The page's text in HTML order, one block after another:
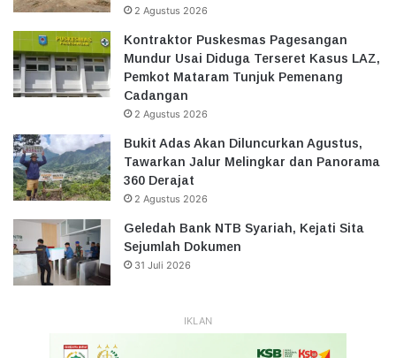
2 Agustus 2026
Kontraktor Puskesmas Pagesangan
Mundur Usai Diduga Terseret Kasus LAZ,
Pemkot Mataram Tunjuk Pemenang
Cadangan
2 Agustus 2026
Bukit Adas Akan Diluncurkan Agustus,
Tawarkan Jalur Melingkar dan Panorama
360 Derajat
2 Agustus 2026
Geledah Bank NTB Syariah, Kejati Sita
Sejumlah Dokumen
31 Juli 2026
IKLAN